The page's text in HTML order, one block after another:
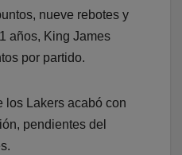
nueve rebotes y
años, King James
por partido.
los Lakers acabó con
pendientes del